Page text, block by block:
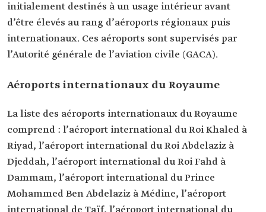
initialement destinés à un usage intérieur avant
d’être élevés au rang d’aéroports régionaux puis
internationaux. Ces aéroports sont supervisés par
l’Autorité générale de l’aviation civile (GACA).
Aéroports internationaux du Royaume
La liste des aéroports internationaux du Royaume
comprend : l’aéroport international du Roi Khaled à
Riyad, l’aéroport international du Roi Abdelaziz à
Djeddah, l’aéroport international du Roi Fahd à
Dammam, l’aéroport international du Prince
Mohammed Ben Abdelaziz à Médine, l’aéroport